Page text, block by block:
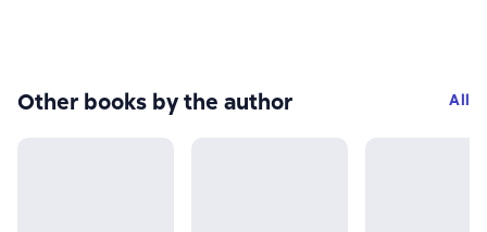
Other books by the author All